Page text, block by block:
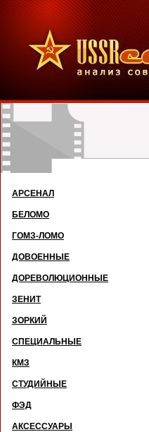
АРСЕНАЛ
БЕЛОМО
ГОМЗ-ЛОМО
ДОВОЕННЫЕ
ДОРЕВОЛЮЦИОННЫЕ
ЗЕНИТ
ЗОРКИЙ
СПЕЦИАЛЬНЫЕ
КМЗ
СТУДИЙНЫЕ
ФЭД
АКСЕССУАРЫ